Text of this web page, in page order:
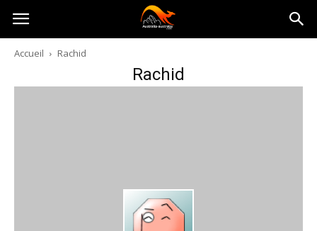
Australia-
australie.com
Accueil Rachid
Rachid